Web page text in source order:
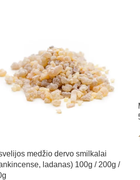
medžio dervo smilkalai
ladanas) 100g / 200g /